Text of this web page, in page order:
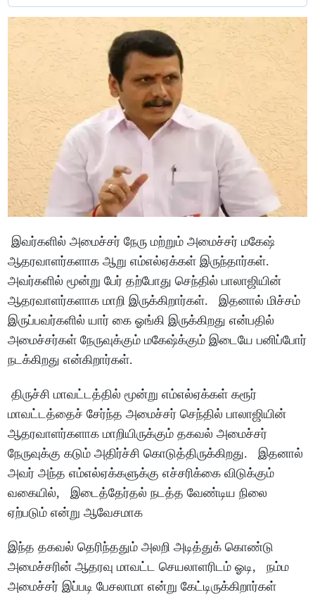
இவர்களில் அமைச்சர் நேரு மற்றும் அமைச்சர் மகேஷ்
ஆதரவாளர்களாக ஆறு எம்எல்ஏக்கள் இருந்தார்கள்.
அவர்களில் மூன்று பேர் தற்போது செந்தில் பாலாஜியின்
ஆதரவாளர்களாக மாறி இருக்கிறார்கள். இதனால் மிச்சம்
இருப்பவர்களில் யார் கை ஓங்கி இருக்கிறது என்பதில்
அமைச்சர்கள் நேருவுக்கும் மகேஷ்க்கும் இடையே பனிப்போர்
நடக்கிறது என்கிறார்கள்.
திருச்சி மாவட்டத்தில் மூன்று எம்எல்ஏக்கள் கரூர்
மாவட்டத்தைச் சேர்ந்த அமைச்சர் செந்தில் பாலாஜியின்
ஆதரவாளர்களாக மாறியிருக்கும் தகவல் அமைச்சர்
நேருவுக்கு கடும் அதிர்ச்சி கொடுத்திருக்கிறது. இதனால்
அவர் அந்த எம்எல்ஏக்களுக்கு எச்சரிக்கை விடுக்கும்
வகையில், இடைத்தேர்தல் நடத்த வேண்டிய நிலை
ஏற்படும் என்று ஆவேசமாக
இந்த தகவல் தெரிந்ததும் அலறி அடித்துக் கொண்டு
அமைச்சரின் ஆதரவு மாவட்ட செயலாளரிடம் ஓடி, நம்ம
அமைச்சர் இப்படி பேசலாமா என்று கேட்டிருக்கிறார்கள்